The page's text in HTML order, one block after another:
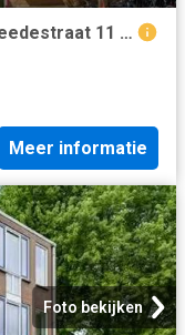
Appartement te koop Maria van Reedestraat 11 BS in Utrecht voo.
Meer informatie
Foto bekijken